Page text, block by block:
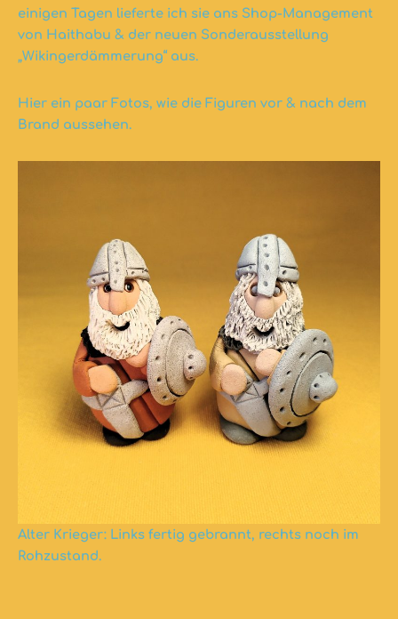
einigen Tagen lieferte ich sie ans Shop-Management
von Haithabu & der neuen Sonderausstellung
„Wikingerdämmerung“ aus.
Hier ein paar Fotos, wie die Figuren vor & nach dem
Brand aussehen.
Alter Krieger: Links fertig gebrannt, rechts noch im
Rohzustand.